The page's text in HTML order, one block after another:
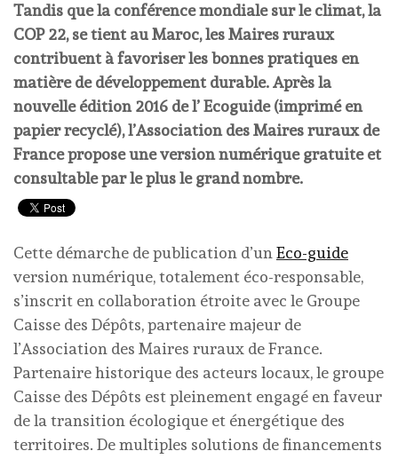
Tandis que la conférence mondiale sur le climat, la
COP 22, se tient au Maroc, les Maires ruraux
contribuent à favoriser les bonnes pratiques en
matière de développement durable. Après la
nouvelle édition 2016 de l’ Ecoguide (imprimé en
papier recyclé), l’Association des Maires ruraux de
France propose une version numérique gratuite et
consultable par le plus le grand nombre.
Cette démarche de publication d’un Eco-guide
version numérique, totalement éco-responsable,
s’inscrit en collaboration étroite avec le Groupe
Caisse des Dépôts, partenaire majeur de
l’Association des Maires ruraux de France.
Partenaire historique des acteurs locaux, le groupe
Caisse des Dépôts est pleinement engagé en faveur
de la transition écologique et énergétique des
territoires. De multiples solutions de financements